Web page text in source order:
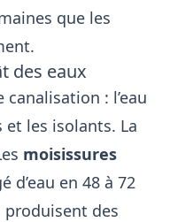
que les
des eaux
: l’eau
et les isolants. La
moisissures
en 48 à 72
produisent des